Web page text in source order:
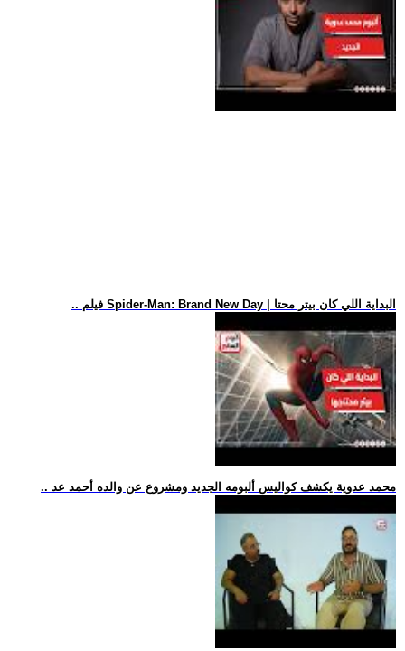
.. فيلم Spider-Man: Brand New Day | البداية اللي كان بيتر محتا
.. محمد عدوية يكشف كواليس ألبومه الجديد ومشروع عن والده أحمد عد